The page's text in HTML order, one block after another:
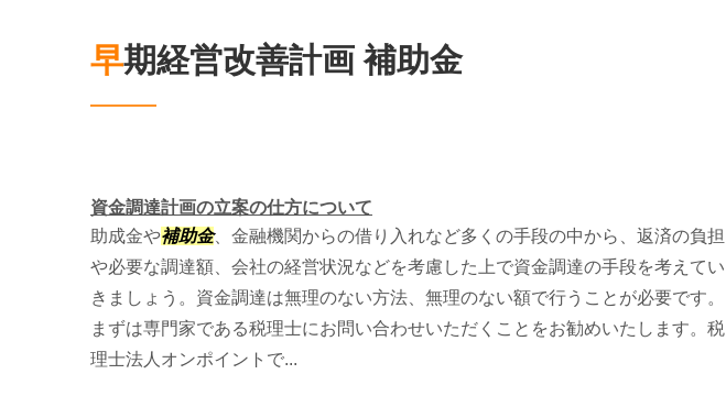
早期経営改善計画 補助金
資金調達計画の立案の仕方について
助成金や補助金、金融機関からの借り入れなど多くの手段の中から、返済の負担
や必要な調達額、会社の経営状況などを考慮した上で資金調達の手段を考えてい
きましょう。資金調達は無理のない方法、無理のない額で行うことが必要です。
まずは専門家である税理士にお問い合わせいただくことをお勧めいたします。税
理士法人オンポイントで...